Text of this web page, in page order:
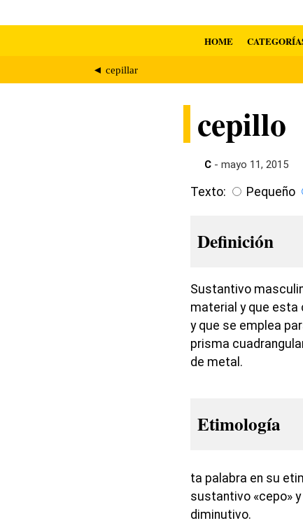
HOME
◄ cepillar
cepillo
C - mayo 11, 2015
Texto: Pequeño
Definición
Sustantivo
material y que esta
y que se emplea
prisma
de metal.
Etimología
ta palabra en su
sustantivo «cepo»
diminutivo.